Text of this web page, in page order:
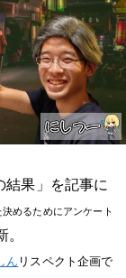
結果」を記事に
めるためにアンケート
ん リスペクト企画で